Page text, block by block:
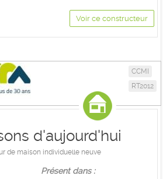
Voir ce constructeur
CCMI
RT2012
d'aujourd'hui
de maison individuelle neuve
Présent dans :